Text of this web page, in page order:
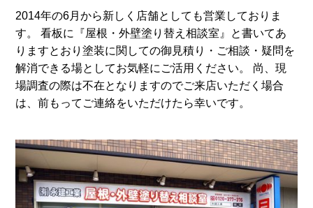
2014年の6月から新しく店舗としても営業しておりま
す。 看板に『屋根・外壁塗り替え相談室』と書いてあ
りますとおり塗装に関しての御見積り・ご相談・疑問を
解消できる場としてお気軽にご活用ください。 尚、現
場調査の際は不在となりますのでご来店いただく場合
は、前もってご連絡をいただけたら幸いです。